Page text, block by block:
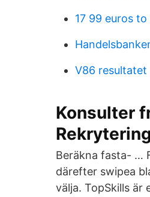
17 99 euros
V86 resultatet
Konsulter
Rekrytering
Beräkna fasta- …
därefter swipea
välja. TopSkills